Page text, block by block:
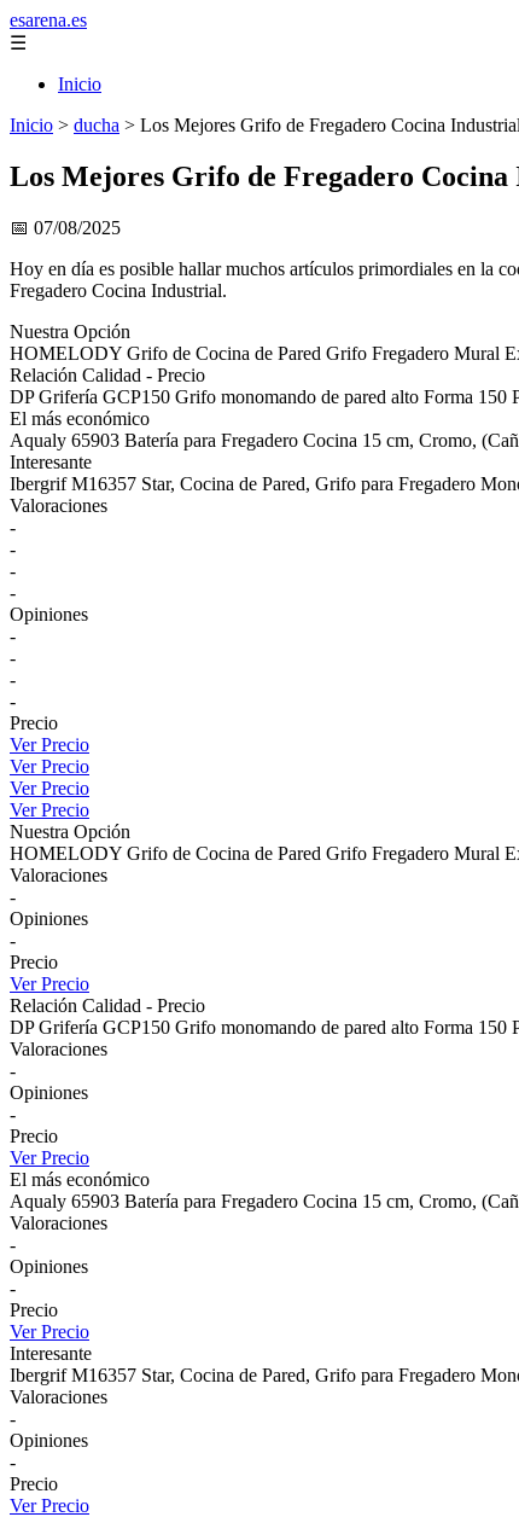
esarena.es
☰
Inicio
Inicio > ducha > Los Mejores Grifo de Fregadero Cocina Industrial
Los Mejores Grifo de Fregadero
📅 07/08/2025
Hoy en día es posible hallar muchos artículos primordiales en la
Fregadero Cocina Industrial.
Nuestra Opción
HOMELODY Grifo de Cocina de Pared Grifo Fregadero Mural
Relación Calidad - Precio
DP Grifería GCP150 Grifo monomando de pared alto Forma 150
El más económico
Aqualy 65903 Batería para Fregadero Cocina 15 cm, Cromo,
Interesante
Ibergrif M16357 Star, Cocina de Pared, Grifo para Fregadero
Valoraciones
-
-
-
-
Opiniones
-
-
-
-
Precio
Ver Precio
Ver Precio
Ver Precio
Ver Precio
Nuestra Opción
HOMELODY Grifo de Cocina de Pared Grifo Fregadero Mural
Valoraciones
-
Opiniones
-
Precio
Ver Precio
Relación Calidad - Precio
DP Grifería GCP150 Grifo monomando de pared alto Forma 150
Valoraciones
-
Opiniones
-
Precio
Ver Precio
El más económico
Aqualy 65903 Batería para Fregadero Cocina 15 cm, Cromo,
Valoraciones
-
Opiniones
-
Precio
Ver Precio
Interesante
Ibergrif M16357 Star, Cocina de Pared, Grifo para Fregadero
Valoraciones
-
Opiniones
-
Precio
Ver Precio